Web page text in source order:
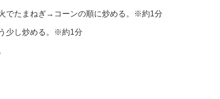
でたまねぎ→コーンの順に炒める。※約1分
少し炒める。※約1分